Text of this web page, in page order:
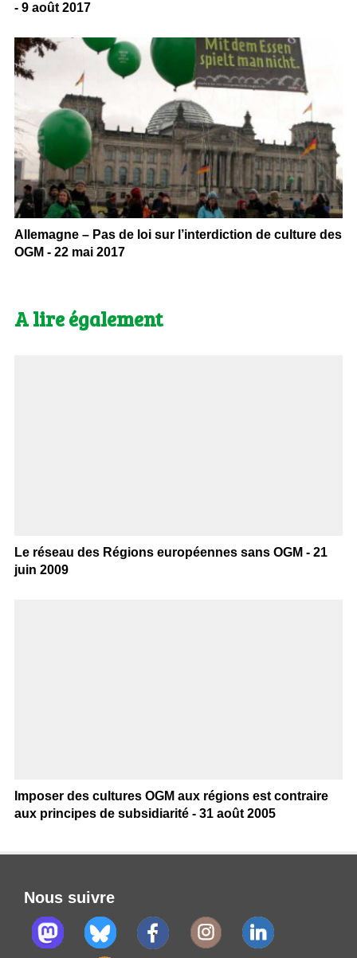
- 9 août 2017
Allemagne – Pas de loi sur l’interdiction de culture des
OGM - 22 mai 2017
A lire également
Le réseau des Régions européennes sans OGM - 21
juin 2009
Imposer des cultures OGM aux régions est contraire
aux principes de subsidiarité - 31 août 2005
Nous suivre